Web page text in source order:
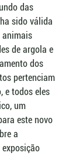
das
sido válida
animais
de argola e
dos
pertenciam
e todos eles
um
este novo
a